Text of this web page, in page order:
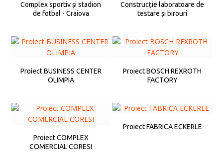
Complex sportiv și stadion
de fotbal - Craiova
Construcție laboratoare de
testare și birouri
Proiect BUSINESS CENTER
OLIMPIA
Proiect BOSCH REXROTH
FACTORY
Proiect COMPLEX
COMERCIAL CORESI
Proiect FABRICA ECKERLE